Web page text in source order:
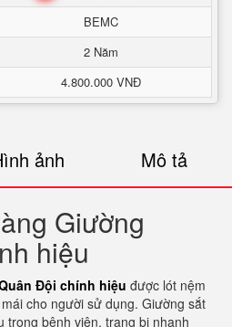
BEMC
2 Năm
4.800.000 VNĐ
ảnh Mô tả
Giường
hiệu
Đội chính hiệu được lót nệm
cho người sử dụng. Giường sắt
trong bệnh viện, trang bị nhanh